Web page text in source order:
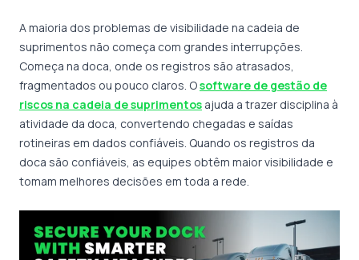
A maioria dos problemas de visibilidade na cadeia de
suprimentos não começa com grandes interrupções.
Começa na doca, onde os registros são atrasados,
fragmentados ou pouco claros. Osoftware de gestão de
riscos na cadeia de suprimentos ajuda a trazer disciplina à
atividade da doca, convertendo chegadas e saídas
rotineiras em dados confiáveis. Quando os registros da
doca são confiáveis, as equipes obtêm maior visibilidade e
tomam melhores decisões em toda a rede.